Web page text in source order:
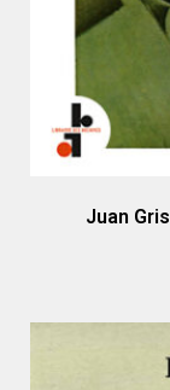
Juan